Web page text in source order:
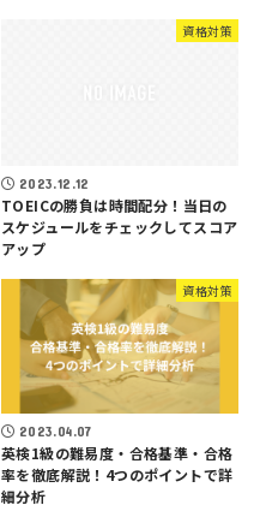
資格対策
2023.12.12
TOEICの勝負は時間配分！当日の
スケジュールをチェックしてスコア
アップ
資格対策
2023.04.07
英検1級の難易度・合格基準・合格
率を徹底解説！4つのポイントで詳
細分析